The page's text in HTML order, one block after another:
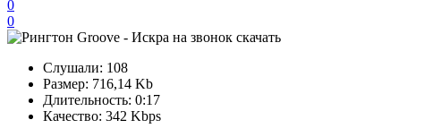
0
0
Слушали: 108
Размер: 716,14 Kb
Длительность: 0:17
Качество: 342 Kbps